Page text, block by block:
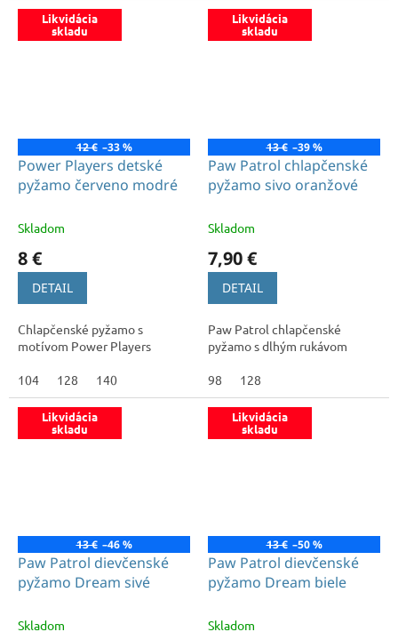
Likvidácia
skladu
12 € –33 %
Power Players detské
pyžamo červeno modré
Skladom
8 €
DETAIL
Chlapčenské pyžamo s
motívom Power Players
104 128 140
Likvidácia
skladu
13 € –39 %
Paw Patrol chlapčenské
pyžamo sivo oranžové
Skladom
7,90 €
DETAIL
Paw Patrol chlapčenské
pyžamo s dlhým rukávom
98 128
Likvidácia
skladu
13 € –46 %
Paw Patrol dievčenské
pyžamo Dream sivé
Skladom
Likvidácia
skladu
13 € –50 %
Paw Patrol dievčenské
pyžamo Dream biele
Skladom